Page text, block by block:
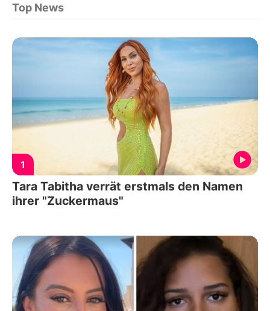
Top News
1
Tara Tabitha verrät erstmals den Namen
ihrer "Zuckermaus"